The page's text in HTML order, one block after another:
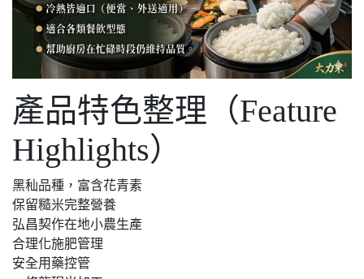
產品特色整理（Feature
Highlights）
黑秈品種，富含花青素
保留糙米完整營養
弘昌契作在地小農生產
合理化施肥管理
安全用藥控管